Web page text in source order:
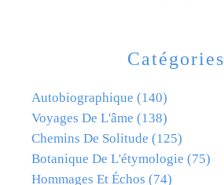
Catégories
Autobiographique (140)
Voyages De L'âme (138)
Chemins De Solitude (125)
Botanique De L'étymologie (75)
Hommages Et Échos (74)